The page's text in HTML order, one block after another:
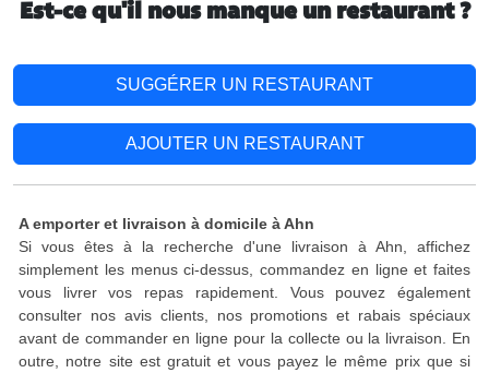
Est-ce qu'il nous manque un restaurant ?
SUGGÉRER UN RESTAURANT
AJOUTER UN RESTAURANT
A emporter et livraison à domicile à Ahn
Si vous êtes à la recherche d'une livraison à Ahn, affichez
simplement les menus ci-dessus, commandez en ligne et faites
vous livrer vos repas rapidement. Vous pouvez également
consulter nos avis clients, nos promotions et rabais spéciaux
avant de commander en ligne pour la collecte ou la livraison. En
outre, notre site est gratuit et vous payez le même prix que si